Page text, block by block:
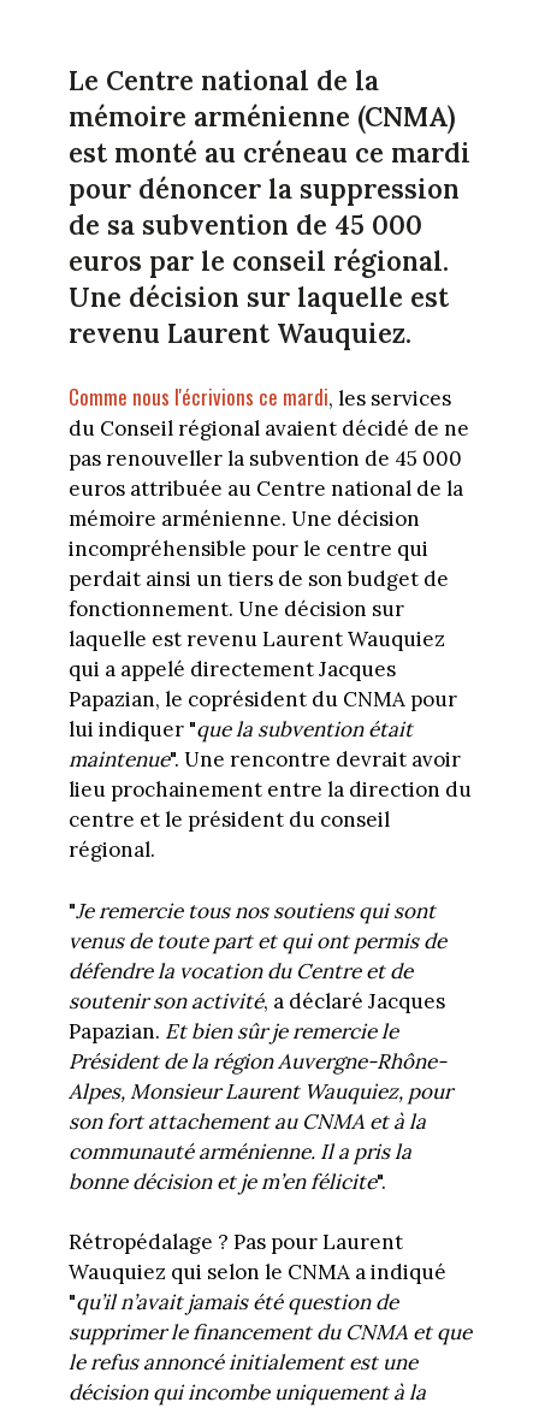
Le Centre national de la
mémoire arménienne (CNMA)
est monté au créneau ce mardi
pour dénoncer la suppression
de sa subvention de 45 000
euros par le conseil régional.
Une décision sur laquelle est
revenu Laurent Wauquiez.
Comme nous l'écrivions ce mardi, les services
du Conseil régional avaient décidé de ne
pas renouveller la subvention de 45 000
euros attribuée au Centre national de la
mémoire arménienne. Une décision
incompréhensible pour le centre qui
perdait ainsi un tiers de son budget de
fonctionnement. Une décision sur
laquelle est revenu Laurent Wauquiez
qui a appelé directement Jacques
Papazian, le coprésident du CNMA pour
lui indiquer "que la subvention était
maintenue". Une rencontre devrait avoir
lieu prochainement entre la direction du
centre et le président du conseil
régional.
"Je remercie tous nos soutiens qui sont
venus de toute part et qui ont permis de
défendre la vocation du Centre et de
soutenir son activité, a déclaré Jacques
Papazian. Et bien sûr je remercie le
Président de la région Auvergne-Rhône-
Alpes, Monsieur Laurent Wauquiez, pour
son fort attachement au CNMA et à la
communauté arménienne. Il a pris la
bonne décision et je m’en félicite".
Rétropédalage ? Pas pour Laurent
Wauquiez qui selon le CNMA a indiqué
"qu’il n’avait jamais été question de
supprimer le financement du CNMA et que
le refus annoncé initialement est une
décision qui incombe uniquement à la